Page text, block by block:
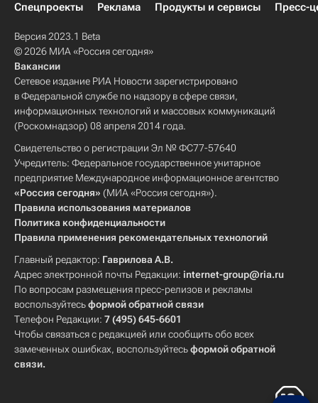
Спецпроекты
Реклама Продукты и сервисы Пресс-
Версия 2023.1 Beta
© 2026 МИА «Россия сегодня»
Вакансии
Сетевое издание РИА Новости зарегистрировано
в Федеральной службе по надзору в сфере связи,
информационных технологий и массовых коммуникаций
(Роскомнадзор) 08 апреля 2014 года.
Свидетельство о регистрации Эл № ФС77-57640
Учредитель: Федеральное государственное унитарное
предприятие Международное информационное агентство
«Россия сегодня» (МИА «Россия сегодня»).
Правила использования материалов
Политика конфиденциальности
Правила применения рекомендательных технологий
Главный редактор: Гаврилова А.В.
Адрес электронной почты Редакции: internet-group@ria.ru
По вопросам размещения пресс-релизов и рекламы
воспользуйтесьформой обратной связи
Телефон Редакции: 7 (495) 645-6601
Чтобы связаться с редакцией или сообщить обо всех
замеченных ошибках, воспользуйтесьформой обратной
связи.